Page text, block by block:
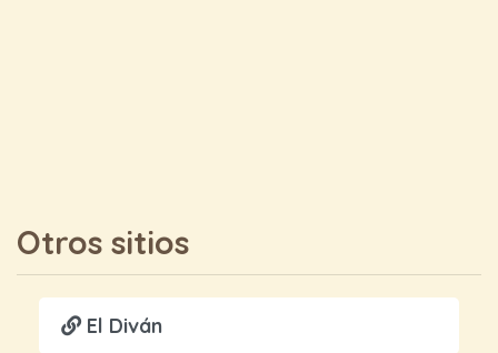
Otros sitios
El Diván